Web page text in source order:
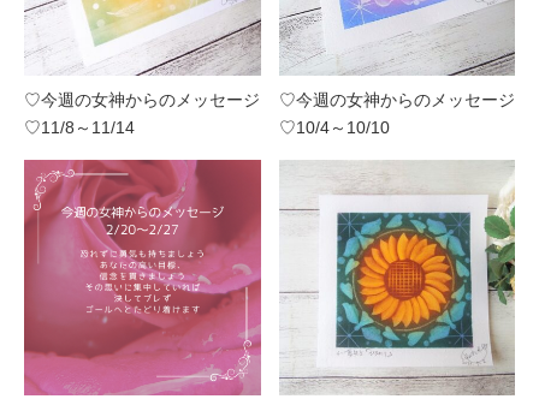
♡今週の女神からのメッセージ
♡11/8～11/14
♡今週の女神からのメッセージ
♡10/4～10/10